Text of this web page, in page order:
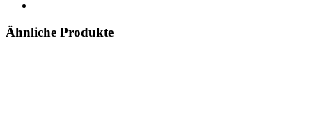
Ähnliche Produkte